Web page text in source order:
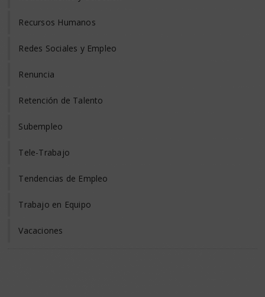
Recursos Humanos
Redes Sociales y Empleo
Renuncia
Retención de Talento
Subempleo
Tele-Trabajo
Tendencias de Empleo
Trabajo en Equipo
Vacaciones